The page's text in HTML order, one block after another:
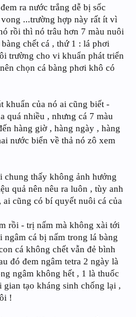
ra nước trắng dễ bị sốc
...trường hợp này rất ít vì
rồi thì nó trâu hơn 7 màu nuôi
chết cá , thứ 1 : lá phơi
trường cho vi khuẩn phát triển
chọn cá bàng phơi khô có
khuẩn của nó ai cũng biết -
quá nhiều , nhưng cá 7 màu
hàng giờ , hàng ngày , hàng
nước biển về thả nó zô xem
chung thấy không ảnh hưởng
quả nên nêu ra luôn , tùy anh
cũng có bí quyết nuôi cá của
rồi - trị nấm mà không xài tới
cá bị nấm trong lá bàng
cá không chết vẫn đẻ bình
đó đem ngâm tetra 2 ngày là
ngâm không hết , 1 là thuốc
tạo kháng sinh chống lại ,
!